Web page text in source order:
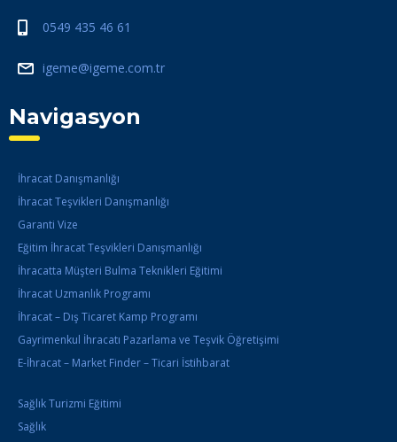
0549 435 46 61
igeme@igeme.com.tr
Navigasyon
İhracat Danışmanlığı
İhracat Teşvikleri Danışmanlığı
Garanti Vize
Eğitim İhracat Teşvikleri Danışmanlığı
İhracatta Müşteri Bulma Teknikleri Eğitimi
İhracat Uzmanlık Programı
İhracat – Dış Ticaret Kamp Programı
Gayrimenkul İhracatı Pazarlama ve Teşvik Öğretişimi
E-İhracat – Market Finder – Ticari İstihbarat
Sağlık Turizmi Eğitimi
Sağlık